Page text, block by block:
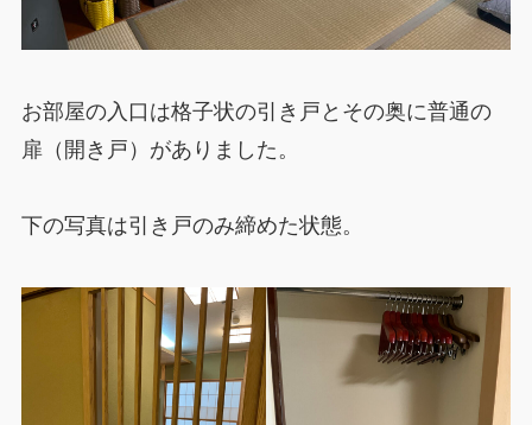
お部屋の入口は格子状の引き戸とその奥に普通の
扉（開き戸）がありました。
下の写真は引き戸のみ締めた状態。